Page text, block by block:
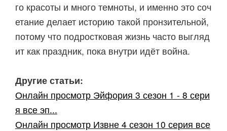
го красоты и много темноты, и именно это соч
етание делает историю такой пронзительной,
потому что подростковая жизнь часто выгляд
ит как праздник, пока внутри идёт война.
Другие статьи:
Онлайн просмотр Эйфория 3 сезон 1 - 8 сери
я все эп...
Онлайн просмотр Извне 4 сезон 10 серия все